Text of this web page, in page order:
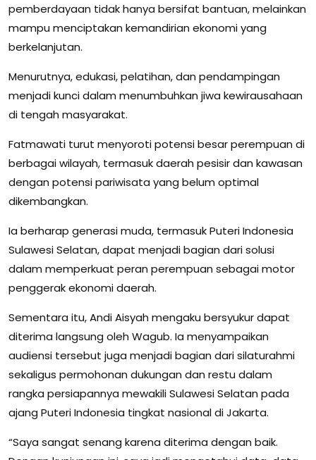
pemberdayaan tidak hanya bersifat bantuan, melainkan
mampu menciptakan kemandirian ekonomi yang
berkelanjutan.
Menurutnya, edukasi, pelatihan, dan pendampingan
menjadi kunci dalam menumbuhkan jiwa kewirausahaan
di tengah masyarakat.
Fatmawati turut menyoroti potensi besar perempuan di
berbagai wilayah, termasuk daerah pesisir dan kawasan
dengan potensi pariwisata yang belum optimal
dikembangkan.
Ia berharap generasi muda, termasuk Puteri Indonesia
Sulawesi Selatan, dapat menjadi bagian dari solusi
dalam memperkuat peran perempuan sebagai motor
penggerak ekonomi daerah.
Sementara itu, Andi Aisyah mengaku bersyukur dapat
diterima langsung oleh Wagub. Ia menyampaikan
audiensi tersebut juga menjadi bagian dari silaturahmi
sekaligus permohonan dukungan dan restu dalam
rangka persiapannya mewakili Sulawesi Selatan pada
ajang Puteri Indonesia tingkat nasional di Jakarta.
“Saya sangat senang karena diterima dengan baik.